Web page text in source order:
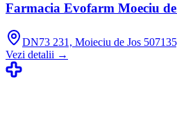
Farmacia Evofarm Moeciu
DN73 231, Moieciu de Jos
Vezi detalii →